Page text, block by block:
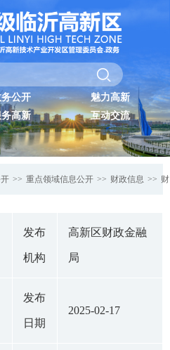
公开
魅力高新
高新
互动交流
>> 重点领域信息公开 >> 财政信息 >> 财
发布
机构
高新区财政金融
局
发布
日期
2025-02-17